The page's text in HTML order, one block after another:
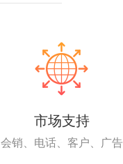
市场支持
会销、电话、客户、广告